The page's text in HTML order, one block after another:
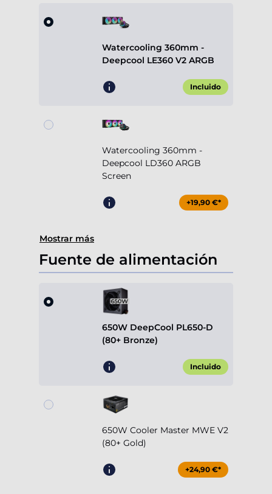
Watercooling 360mm -
Deepcool LE360 V2 ARGB
Incluido
Watercooling 360mm -
Deepcool LD360 ARGB
Screen
+19,90 €*
Mostrar más
Fuente de alimentación
650W DeepCool PL650-D
(80+ Bronze)
Incluido
650W Cooler Master MWE V2
(80+ Gold)
+24,90 €*